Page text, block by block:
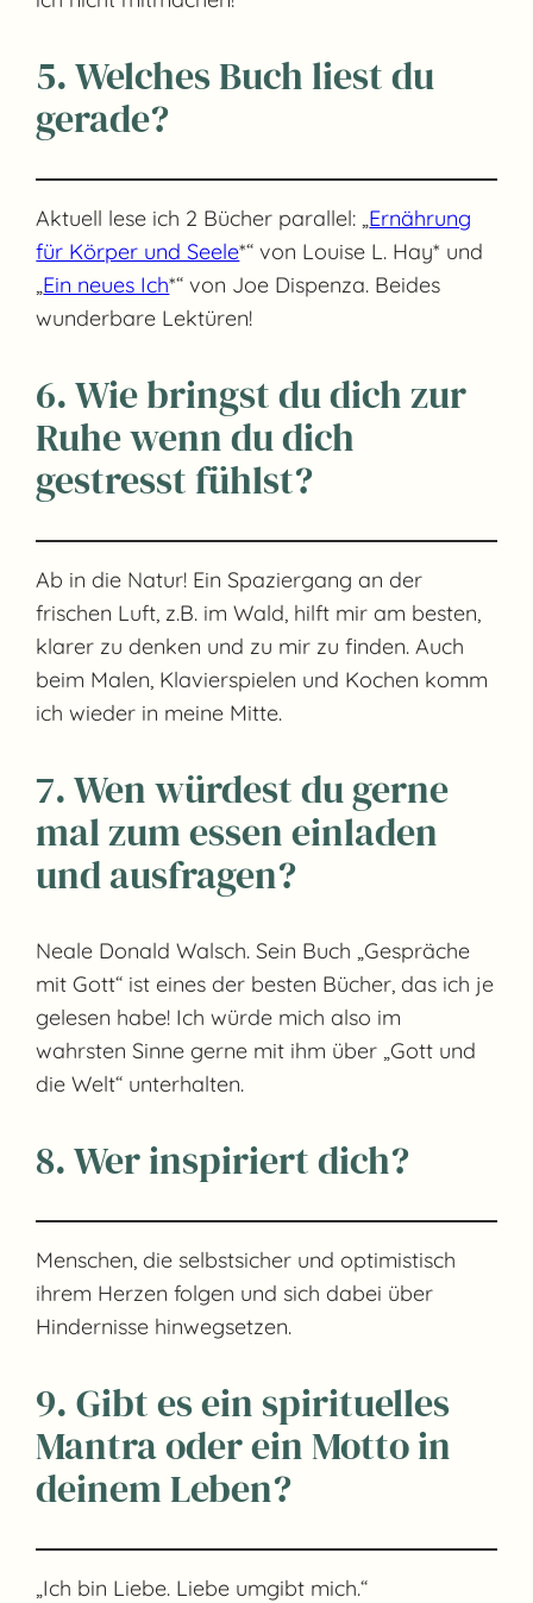
5. Welches Buch liest du
gerade?
Aktuell lese ich 2 Bücher parallel: „Ernährung
für Körper und Seele*“ von Louise L. Hay* und
„Ein neues Ich*“ von Joe Dispenza. Beides
wunderbare Lektüren!
6. Wie bringst du dich zur
Ruhe wenn du dich
gestresst fühlst?
Ab in die Natur! Ein Spaziergang an der
frischen Luft, z.B. im Wald, hilft mir am besten,
klarer zu denken und zu mir zu finden. Auch
beim Malen, Klavierspielen und Kochen komm
ich wieder in meine Mitte.
7. Wen würdest du gerne
mal zum essen einladen
und ausfragen?
Neale Donald Walsch. Sein Buch „Gespräche
mit Gott“ ist eines der besten Bücher, das ich je
gelesen habe! Ich würde mich also im
wahrsten Sinne gerne mit ihm über „Gott und
die Welt“ unterhalten.
8. Wer inspiriert dich?
Menschen, die selbstsicher und optimistisch
ihrem Herzen folgen und sich dabei über
Hindernisse hinwegsetzen.
9. Gibt es ein spirituelles
Mantra oder ein Motto in
deinem Leben?
„Ich bin Liebe. Liebe umgibt mich.“